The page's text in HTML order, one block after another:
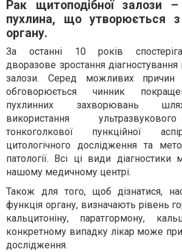
Рак щитоподібної залози
пухлина, що утворюється з
органу.
За останні 10 років
дворазове зростання діагностування
залози. Серед можливих причин
обговорюється чинник
пухлинних захворювань
використання
тонкоголкової пункційної
цитологічного дослідження та
патології. Всі ці види
нашому медичному центрі.
Також для того, щоб дізнатися,
функція органу, визначають рівень
кальцитоніну, паратгормону,
конкретному випадку лікар може
дослідження.